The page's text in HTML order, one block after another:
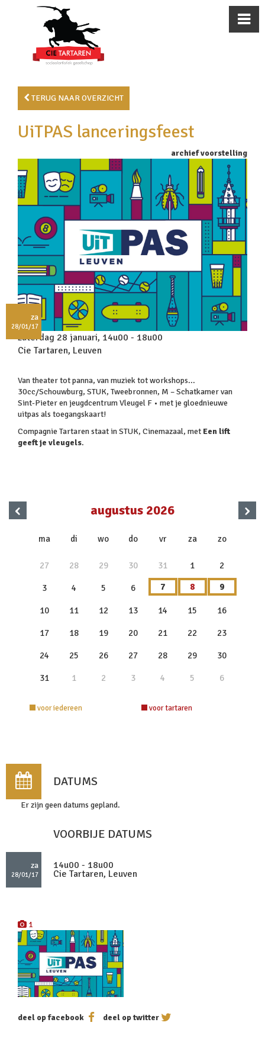
TERUG NAAR OVERZICHT
UiTPAS lanceringsfeest
archief voorstelling
za
28/01/17
zaterdag 28 januari, 14u00 - 18u00
Cie Tartaren, Leuven
Van theater tot panna, van muziek tot workshops...
30cc/Schouwburg, STUK, Tweebronnen, M – Schatkamer van
Sint-Pieter en jeugdcentrum Vleugel F • met je gloednieuwe
uitpas als toegangskaart!
Compagnie Tartaren staat in STUK, Cinemazaal, met Een lift
geeft je vleugels.
‹ augustus 2026
ma di wo do vr za zo
27 28 29 30 31 1 2
3 4 5 6 7 8 9
10 11 12 13 14 15 16
17 18 19 20 21 22 23
24 25 26 27 28 29 30
31 1 2 3 4 5 6
›
voor iedereen voor tartaren
DATUMS
Er zijn geen datums gepland.
VOORBIJE DATUMS
za
28/01/17
14u00 - 18u00
Cie Tartaren, Leuven
1
deel op facebook deel op twitter